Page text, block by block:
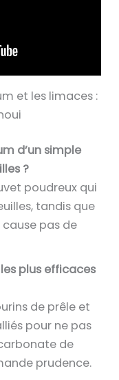
et les limaces :
d’un simple
?
poudreux qui
tandis que
pas de
plus efficaces
de prêle et
pour ne pas
de
prudence.